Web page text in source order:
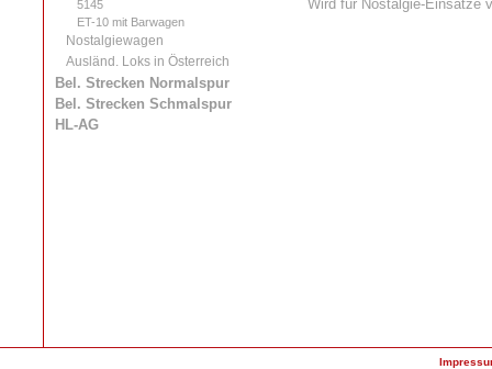
5145
ET-10 mit Barwagen
Nostalgiewagen
Ausländ. Loks in Österreich
Bel. Strecken Normalspur
Bel. Strecken Schmalspur
HL-AG
Wird für Nostalgie-Einsätze